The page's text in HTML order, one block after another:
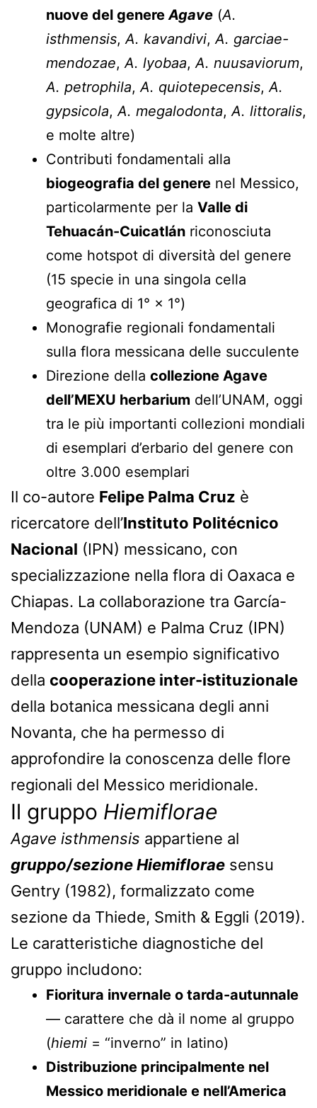
nuove del genere Agave (A.
isthmensis, A. kavandivi, A. garciae-
mendozae, A. lyobaa, A. nuusaviorum,
A. petrophila, A. quiotepecensis, A.
gypsicola, A. megalodonta, A. littoralis,
e molte altre)
Contributi fondamentali alla
biogeografia del genere nel Messico,
particolarmente per la Valle di
Tehuacán-Cuicatlán riconosciuta
come hotspot di diversità del genere
(15 specie in una singola cella
geografica di 1° × 1°)
Monografie regionali fondamentali
sulla flora messicana delle succulente
Direzione della collezione Agave
dell’MEXU herbarium dell’UNAM, oggi
tra le più importanti collezioni mondiali
di esemplari d’erbario del genere con
oltre 3.000 esemplari
Il co-autore Felipe Palma Cruz è
ricercatore dell’Instituto Politécnico
Nacional (IPN) messicano, con
specializzazione nella flora di Oaxaca e
Chiapas. La collaborazione tra García-
Mendoza (UNAM) e Palma Cruz (IPN)
rappresenta un esempio significativo
della cooperazione inter-istituzionale
della botanica messicana degli anni
Novanta, che ha permesso di
approfondire la conoscenza delle flore
regionali del Messico meridionale.
Il gruppo Hiemiflorae
Agave isthmensis appartiene al
gruppo/sezione Hiemiflorae sensu
Gentry (1982), formalizzato come
sezione da Thiede, Smith & Eggli (2019).
Le caratteristiche diagnostiche del
gruppo includono:
Fioritura invernale o tarda-autunnale
— carattere che dà il nome al gruppo
(hiemi = “inverno” in latino)
Distribuzione principalmente nel
Messico meridionale e nell’America